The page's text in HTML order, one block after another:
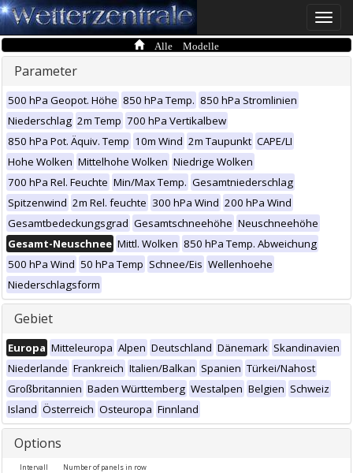
Toggle
Alle Modelle
Parameter
500 hPa Geopot. Höhe 850 hPa Temp. 850 hPa Stromlinien
Niederschlag 2m Temp 700 hPa Vertikalbew
850 hPa Pot. Äquiv. Temp 10m Wind 2m Taupunkt CAPE/LI
Hohe Wolken Mittelhohe Wolken Niedrige Wolken
700 hPa Rel. Feuchte Min/Max Temp. Gesamtniederschlag
Spitzenwind 2m Rel. feuchte 300 hPa Wind 200 hPa Wind
Gesamtbedeckungsgrad Gesamtschneehöhe Neuschneehöhe
Gesamt-Neuschnee Mittl. Wolken 850 hPa Temp. Abweichung
500 hPa Wind 50 hPa Temp Schnee/Eis Wellenhoehe
Niederschlagsform
Gebiet
Europa Mitteleuropa Alpen Deutschland Dänemark Skandinavien
Niederlande Frankreich Italien/Balkan Spanien Türkei/Nahost
Großbritannien Baden Württemberg Westalpen Belgien Schweiz
Island Österreich Osteuropa Finnland
Options
Intervall Number of panels in row